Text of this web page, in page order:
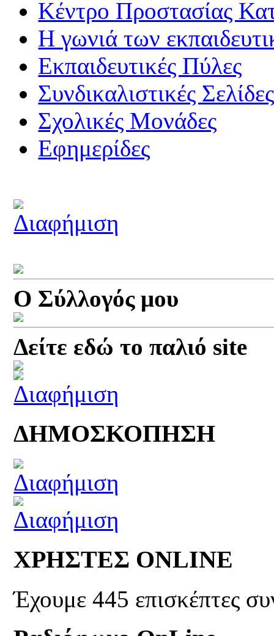
Κέντρο Προστασίας
Η γωνιά των
Εκπαιδευτικές Πύλες
Συνδικαλιστικές Σελίδες
Σχολικές Μονάδες
Εφημερίδες
Ο Σύλλογός μου
Δείτε εδώ το παλιό site
ΔΗΜΟΣΚΟΠΗΣΗ
ΧΡΗΣΤΕΣ ONLINE
Έχουμε 445 επισκέπτες